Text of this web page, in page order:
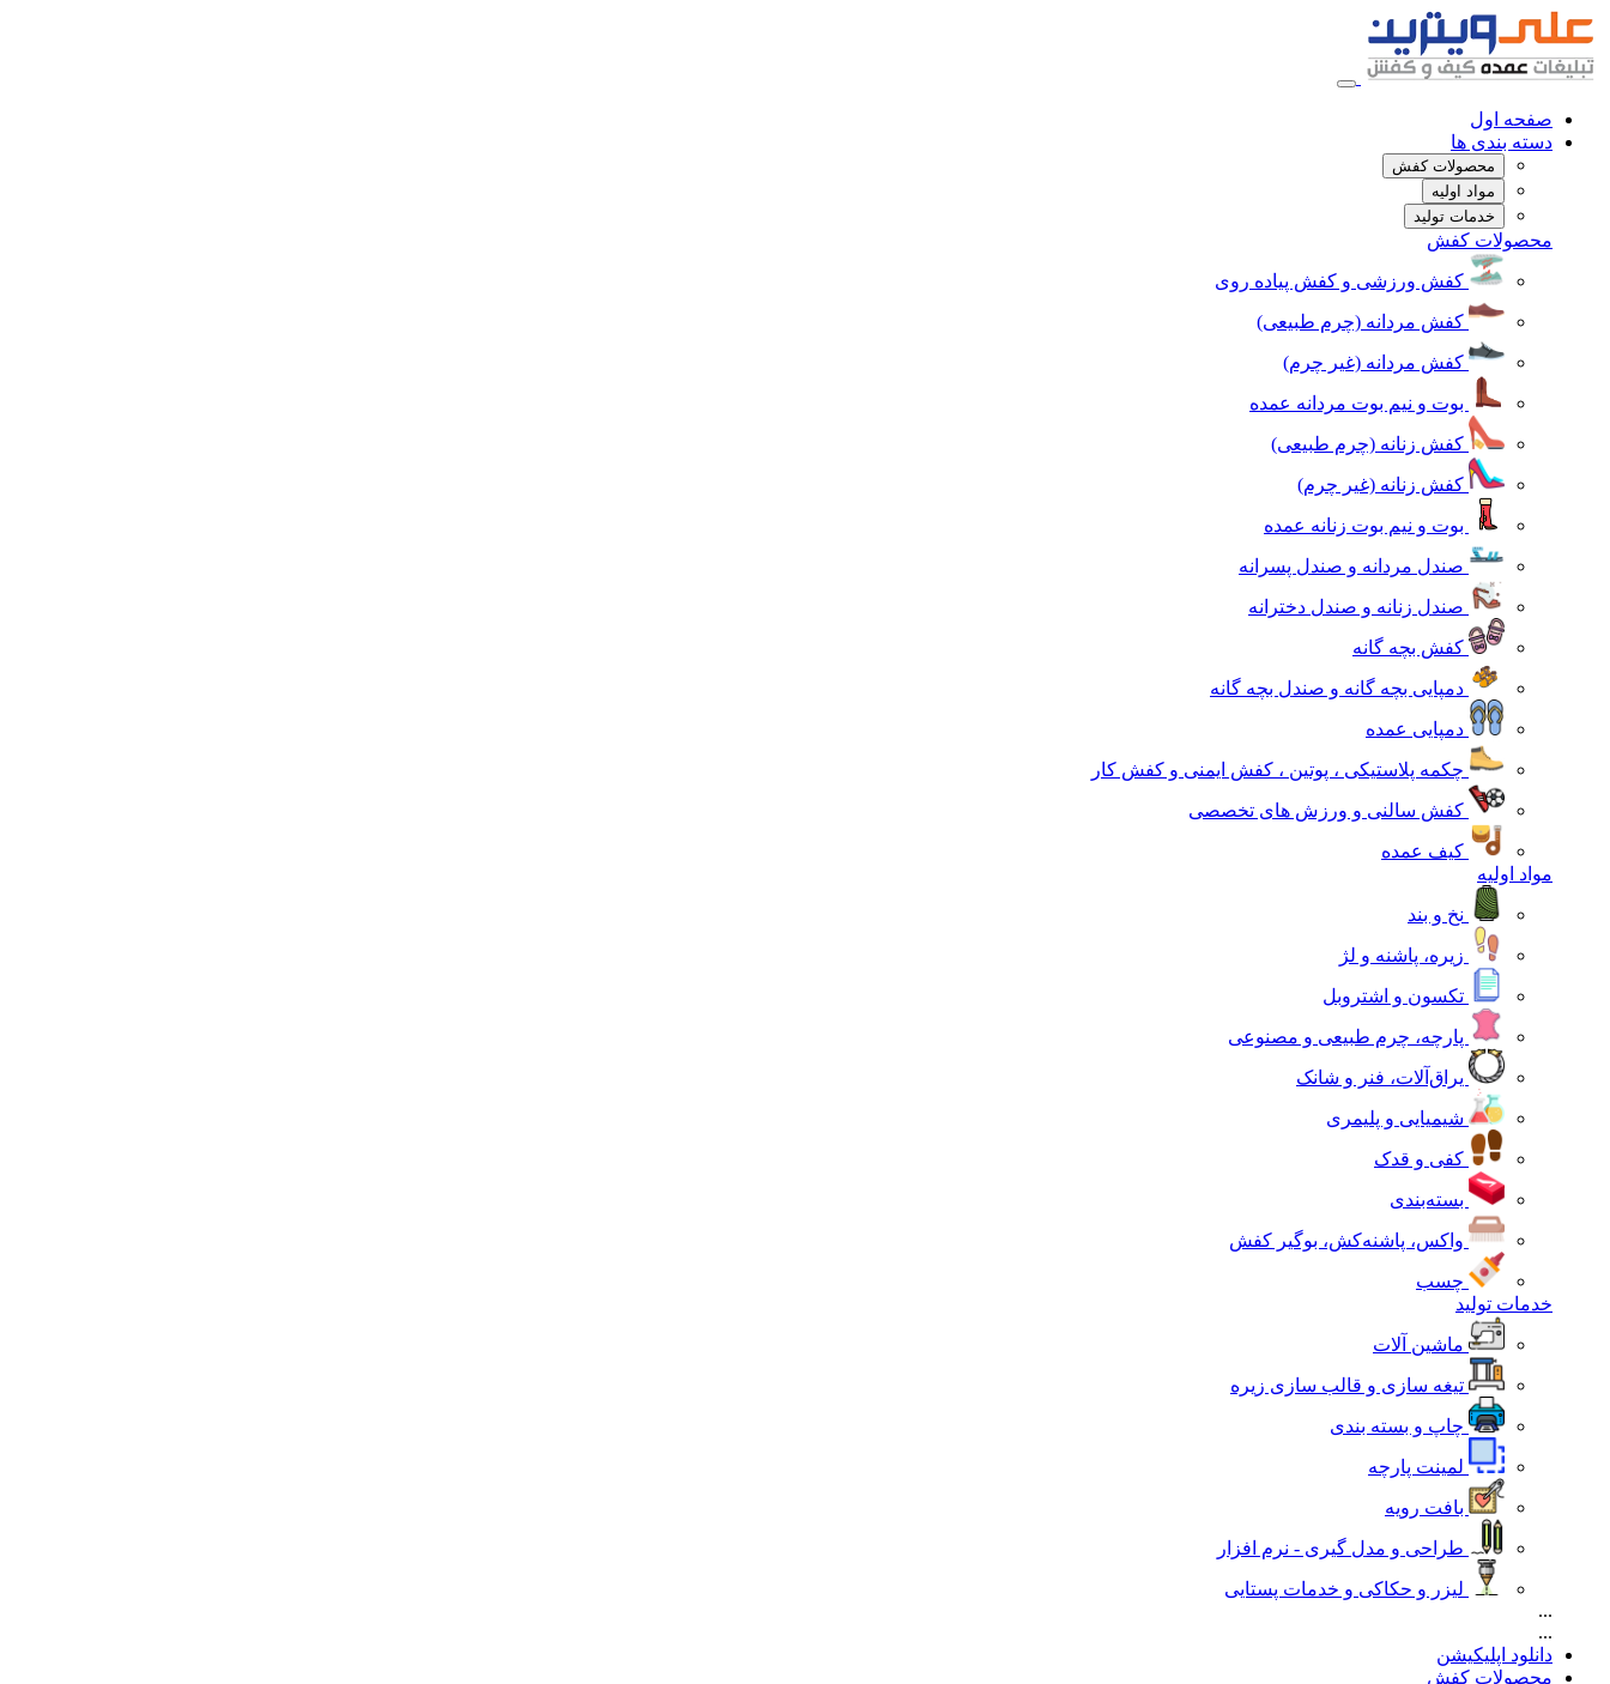
صفحه اول
دسته بندی ها
محصولات کفش
مواد اولیه
خدمات تولید
محصولات کفش
کفش ورزشی و کفش پیاده روی
کفش مردانه (چرم طبیعی)
کفش مردانه (غیر چرم)
بوت و نیم بوت مردانه عمده
کفش زنانه (چرم طبیعی)
کفش زنانه (غیر چرم)
بوت و نیم بوت زنانه عمده
صندل مردانه و صندل پسرانه
صندل زنانه و صندل دخترانه
کفش بچه گانه
دمپایی بچه گانه و صندل بچه گانه
دمپایی عمده
چکمه پلاستیکی ، پوتین ، کفش ایمنی و کفش کار
کفش سالنی و ورزش های تخصصی
کیف عمده
مواد اولیه
نخ و بند
زیره، پاشنه و لژ
تکسون و اشتروبل
پارچه، چرم طبیعی و مصنوعی
یراق‌آلات، فنر و شانک
شیمیایی و پلیمری
کفی و قدک
بسته‌بندی
واکس، پاشنه‌کش، بوگیر کفش
چسب
خدمات تولید
ماشین آلات
تیغه سازی و قالب سازی زیره
چاپ و بسته بندی
لمینت پارچه
بافت رویه
طراحی و مدل گیری - نرم افزار
لیزر و حکاکی و خدمات پستایی
...
...
دانلود اپلیکیشن
محصولات کفش